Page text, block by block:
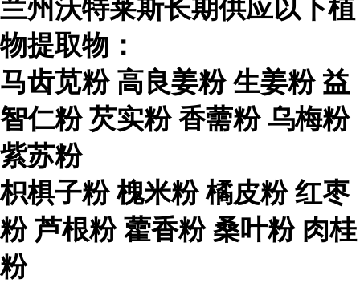
兰州沃特莱斯长期供应以下植
物提取物：
马齿苋粉 高良姜粉 生姜粉 益
智仁粉 芡实粉 香薷粉 乌梅粉
紫苏粉
枳椇子粉 槐米粉 橘皮粉 红枣
粉 芦根粉 藿香粉 桑叶粉 肉桂
粉